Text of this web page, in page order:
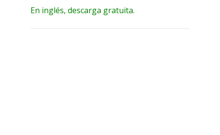
En inglés, descarga gratuita.